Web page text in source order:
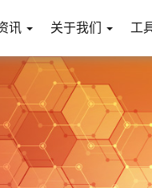
讯 关于我们 工